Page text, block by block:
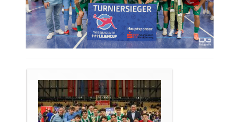
Spendenaktion
Turnierregeln